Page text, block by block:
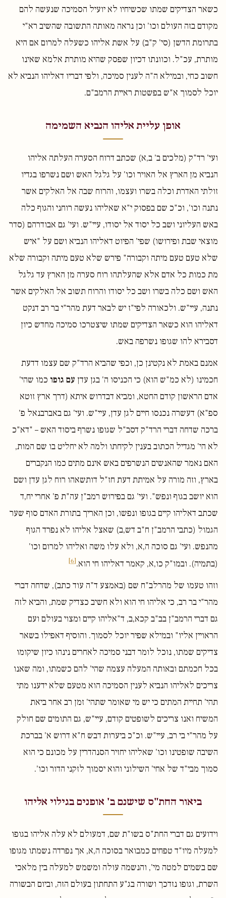
כשאר הצדיקים שמתו שכשיחיו לא יועיל הסמיכה שנעשה להם
מקודם בזה העולם וכו' וכן נראה מאותה התשובה שהשיב רא"י
בתרומת הדשן (סי' ק"ב) על אשת אליהו כשעלה למרום אם היא
מותרת, עכ"ל. וכוונתו דכיון שפסק שהיא מותרת אלמא שאינו
חשוב כחי, ובמילא ה"ה לענין סמיכה, ולפי דבריו דאליהו הנביא לא
יוכל לסמוך א"ש בפשטות ראיית הרמב"ם.
אופן עליית אליהו הנביא השמימה
ועי' רד"ק (מלכים ב' ב,א) שכתב דרוח הסערה העלתה אליהו
הנביא מן הארץ אל האויר וכו' על גלגל האש ושם נשרפו בגדיו
זולתי האדרת וכלה בשרו ועצמו, והרוח שבה אל האלקים אשר
נתנה וכו', וכ"כ שם בפסוק י"א שאליהו נעשה רוחני והגוף כלה
באש העליוני ושב כל יסוד אל יסודו, עיי"ש. ועי' גם אבודרהם (סדר
מוצאי שבת ופירושו) שפי' הפיוט דאליהו הנביא ושם על "איש
שלא טעם טעם מיתה וקבורה" פירש שלא טעם מיתה וקבורה שלא
מת כמות כל אדם אלא שהעלתהו רוח סערה מן הארץ עד גלגל
האש ושם כלה בשרו ושב כל יסודו והרוח תשוב אל האלקים אשר
נתנה, עיי"ש. ולכאורה לפי"ז יש לבאר דעת מהר"י בר רב דנקט
דאליהו הוא כשאר הצדיקים שמתו שיצטרכו סמיכה מחדש כיון
דסבירא להו שגופו נשרפה באש.
אמנם באמת לא נקטינן כן, וכפי שהביא הרד"ק שם עצמו דדעת
חכמינו (לא כמ"ש הוא) כי הכניסו ה' בגן עדן עם גופו כמו שהי'
אדם הראשון קודם החטא, ומביא דבדרוש איתא (דרך ארץ זוטא
ספ"א) דעשרה נכנסו חיים לגן עדן, עיי"ש. ועי' גם באברבנאל פ'
ברכה שדחה דברי הרד"ק דסב"ל שגופו נשרף ביסוד האש – "דא"כ
לא הי' מגדיל הכתוב בענין לקיחתו ולמה לא יחליט בו שם המות,
האם נאמר שהאנשים הנשרפים באש אינם מתים כמו הנקברים
בארץ, וזה מורה על אמיתת דעת חז"ל דותשאהו רוח לגן עדן ושם
הוא יושב בגוף ונפש". ועי' גם בפירוש רמב"ן עה"ת פ' אחרי יח,ד
שכתב דאליהו קיים בגופו ונפשו, וכן האריך בתורת האדם סוף שער
הגמול (כתבי הרמב"ן ח"ב דש,ב) שאצל אליהו לא נפרד הגוף
מהנפש. ועי' גם סוכה ה,א, ולא עלו משה ואליהו למרום וכו'
(בתמיה). ובמו"ק כו,א, קאמר דאליהו חי הוא.[6]
וזהו טעמו של מהרלב"ח שם (באמצע ד"ה עוד כתב), שדחה דברי
מהר"י בר רב, כי אליהו חי הוא ולא חשיב כצדיק שמת, והביא לזה
גם דברי הרמב"ן בב"ב קכא,ב, ד"אליהו קיים ומצוי בעולם ועם
הראויין אליו" ובמילא שפיר יוכל לסמוך. והוסיף דאפילו בשאר
צדיקים שמתו, נוכל לומר דבני סמיכה לאחרים נינהו כיון שיקומו
בכל חכמתם ובאותה המעלה עצמה שהי' להם כשמתו, ומה שאנו
צריכים לאליהו הנביא לענין הסמיכה הוא מטעם שלא ידענו מתי
תהי' תחיית המתים כי יש מי שאומר שתהי' זמן רב אחר ביאת
המשיח ואנו צריכים לשופטים קודם, עיי"ש, גם התומים שם חולק
על מהר"י בי רב, עיי"ש. וכ"כ ביערות דבש ח"א דרוש א' בברכת
השיבה שופטינו וכו' שאליהו יחזיר הסנהדרין על מכונם כי הוא
סמוך מבי"ד של אחי' השילוני והוא יסמוך לזקני הדור וכו'.
ביאור החת"ס שישנם ב' אופנים בגילוי אליהו
וידועים גם דברי החת"ס בשו"ת שם, דמעולם לא עלה אליהו בגופו
למעלה מיו"ד טפחים כמבואר בסוכה ה,א, אך נפרדה נשמתו מגופו
שם בשמים למטה מי', והנשמה עולה ומשמש למעלה בין מלאכי
השרת, וגופו נזדכך ושורה בג"ע התחתון בעולם הזה, וביום הבשורה